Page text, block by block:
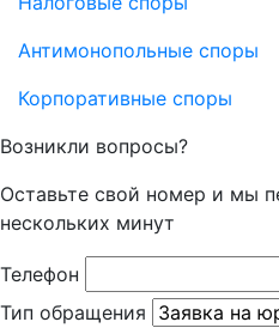
Антимонопольные споры
Корпоративные споры
Возникли вопросы?
Оставьте свой номер и мы
нескольких минут
Телефон
Тип обращения